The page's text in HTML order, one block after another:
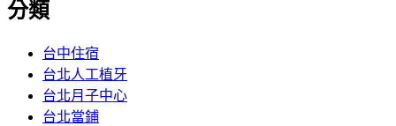
分類
台中住宿
台北人工植牙
台北月子中心
台北當鋪